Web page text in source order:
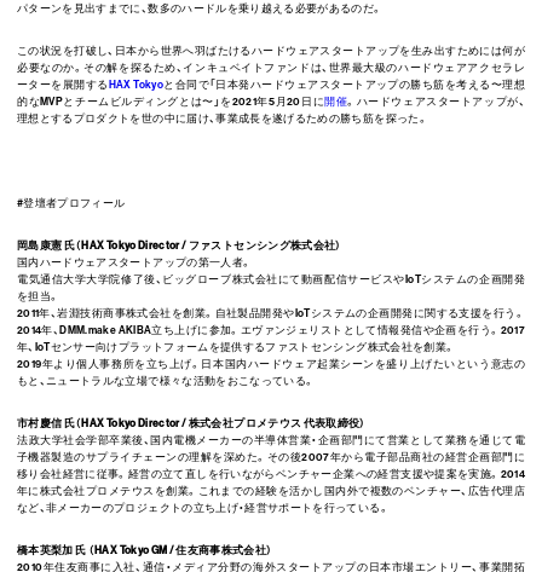
パターンを見出すまでに、数多のハードルを乗り越える必要があるのだ。
この状況を打破し、日本から世界へ羽ばたけるハードウェアスタートアップを生み出すためには何が
必要なのか。その解を探るため、インキュベイトファンドは、世界最大級のハードウェアアクセラレ
ーターを展開する HAX Tokyoと合同で「日本発ハードウェアスタートアップの勝ち筋を考える〜理想
的なMVPとチームビルディングとは〜」を2021年5月20日に 開催。ハードウェアスタートアップが、
理想とするプロダクトを世の中に届け、事業成長を遂げるための勝ち筋を探った。
#登壇者プロフィール
岡島康憲 氏（HAX Tokyo Director / ファストセンシング株式会社）
国内ハードウェアスタートアップの第一人者。
電気通信大学大学院修了後、ビッグローブ株式会社にて動画配信サービスやIoTシステムの企画開発
を担当。
2011年、岩淵技術商事株式会社を創業。自社製品開発やIoTシステムの企画開発に関する支援を行う。
2014年、DMM.make AKIBA立ち上げに参加。エヴァンジェリストとして情報発信や企画を行う。2017
年、IoTセンサー向けプラットフォームを提供するファストセンシング株式会社を創業。
2019年より個人事務所を立ち上げ。日本国内ハードウェア起業シーンを盛り上げたいという意志の
もと、ニュートラルな立場で様々な活動をおこなっている。
市村慶信 氏（HAX Tokyo Director / 株式会社プロメテウス 代表取締役）
法政大学社会学部卒業後、国内電機メーカーの半導体営業・企画部門にて営業として業務を通じて電
子機器製造のサプライチェーンの理解を深めた。その後2007年から電子部品商社の経営企画部門に
移り会社経営に従事。経営の立て直しを行いながらベンチャー企業への経営支援や提案を実施。2014
年に株式会社プロメテウスを創業。これまでの経験を活かし国内外で複数のベンチャー、広告代理店
など、非メーカーのプロジェクトの立ち上げ・経営サポートを行っている。
橋本英梨加 氏 （HAX Tokyo GM / 住友商事株式会社）
2010年住友商事に入社、通信・メディア分野の海外スタートアップの日本市場エントリー、事業開拓